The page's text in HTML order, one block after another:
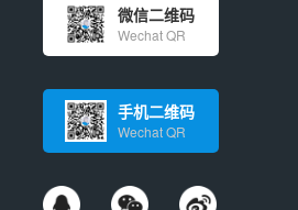
微信二维码
Wechat QR
手机二维码
Wechat QR